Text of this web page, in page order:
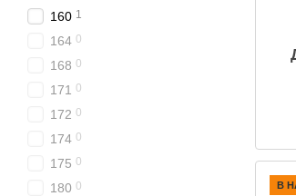
В
160 1
164 0
168 0
171 0
172 0
174 0
175 0
180 0